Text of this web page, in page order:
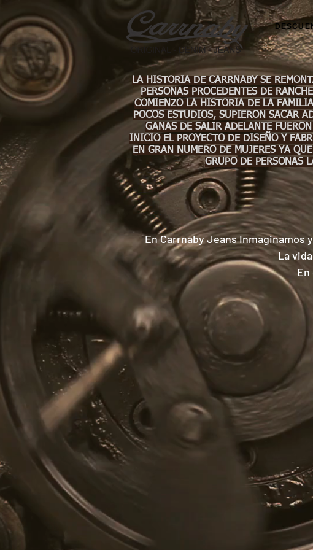
LA HISTORIA DE CARRNABY SE
PERSONAS PROCEDENTES DE
COMIENZO LA HISTORIA DE LA
POCOS ESTUDIOS, SUPIERON SACAR
GANAS DE SALIR ADELANTE
INICIO EL PROYECTO DE DISEÑO Y
EN GRAN NUMERO DE MUJERES YA
GRUPO DE PERSONAS
En Carrnaby Jeans Inmaginamos
La